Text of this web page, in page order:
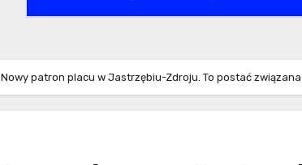
Nowy patron placu w Jastrzębiu-Zdroju. To postać związana